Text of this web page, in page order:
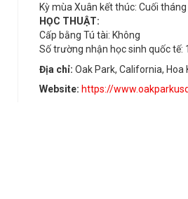
Kỳ mùa Xuân kết thúc: Cuối tháng
HỌC THUẬT:
Cấp bằng Tú tài: Không
Số trường nhận học sinh quốc tế: 1
Địa chỉ:Oak Park, California, Hoa
Website: https://